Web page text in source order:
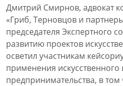
Дмитрий Смирнов, адвокат
«Гриб, Терновцов и
председателя Экспертного
развитию проектов
осветил участникам
применения искусственного
предпринимательства, в том